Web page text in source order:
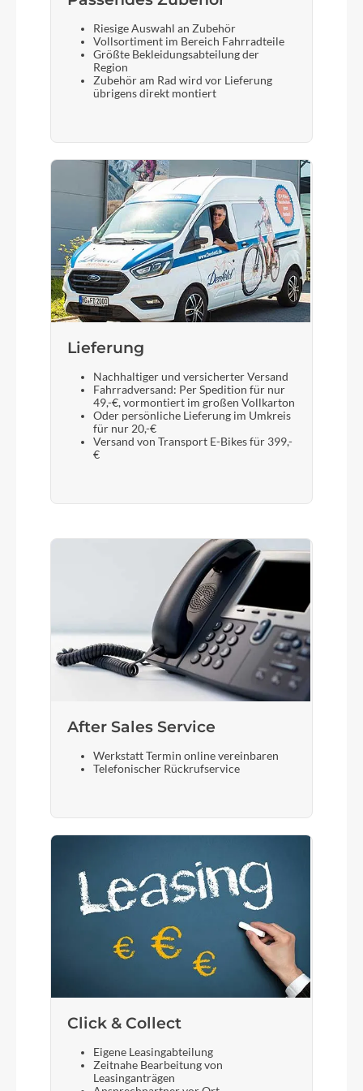
Display
Bosch Kiox 400C, Bosch Mini Remote
Sattelstütze
Fox Transfer Factory 31.6mm, Kashima Coated
Riesige Auswahl an Zubehör
Vollsortiment im Bereich Fahrradteile
Größte Bekleidungsabteilung der
Region
Zubehör am Rad wird vor Lieferung
übrigens direkt montiert
Lieferung
Nachhaltiger und versicherter Versand
Fahrradversand: Per Spedition für nur
49,-€, vormontiert im großen Vollkarton
Oder persönliche Lieferung im Umkreis
für nur 20,-€
Versand von Transport E-Bikes für 399,-
€
After Sales Service
Werkstatt Termin online vereinbaren
Telefonischer Rückrufservice
Click & Collect
Eigene Leasingabteilung
Zeitnahe Bearbeitung von
Leasinganträgen